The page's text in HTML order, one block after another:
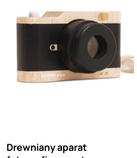
Drewniany aparat